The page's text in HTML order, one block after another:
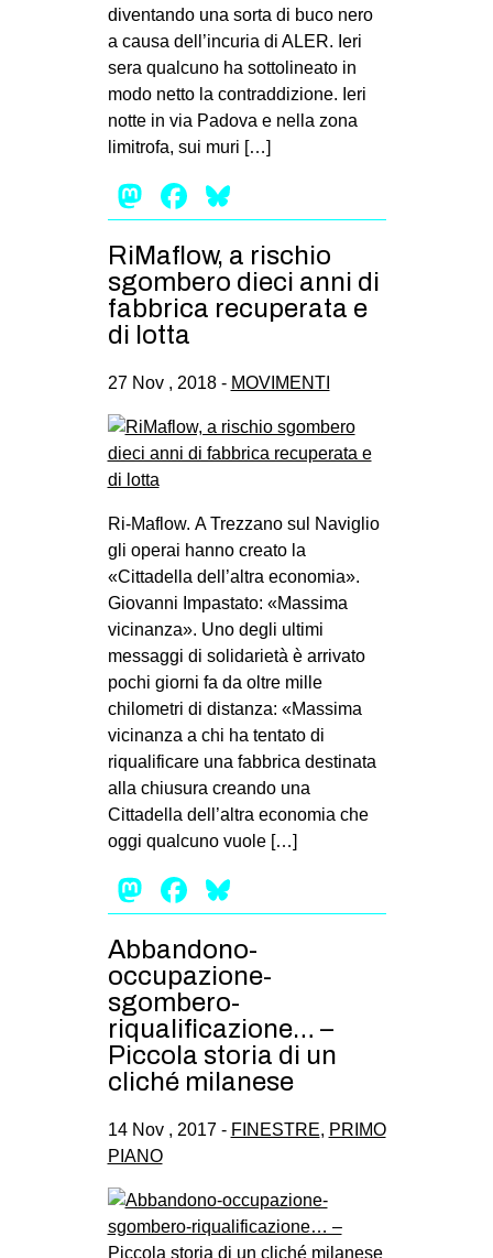
AMBIENTE
ANTIFASCISMO
DIRITTO ALL’ABITARE
GENERI
PRECARIATO
STUDENTI
CULTURE
CINEMA
MANIFESTI
INTERNAZIONALE
AMERICHE
ESTREMO ORIENTE
EUROPA
MEDIO ORIENTE
MONDO
EVENTI
tw
bsky
ms
SEARCH
diventando una sorta di buco nero
a causa dell’incuria di ALER. Ieri
sera qualcuno ha sottolineato in
modo netto la contraddizione. Ieri
notte in via Padova e nella zona
limitrofa, sui muri […]
Mastodon
Facebook
RiMaflow, a rischio
sgombero dieci anni di
fabbrica recuperata e
di lotta
27 Nov , 2018 - MOVIMENTI
Ri-Maflow. A Trezzano sul Naviglio
gli operai hanno creato la
«Cittadella dell’altra economia».
Giovanni Impastato: «Massima
vicinanza». Uno degli ultimi
messaggi di solidarietà è arrivato
pochi giorni fa da oltre mille
chilometri di distanza: «Massima
vicinanza a chi ha tentato di
riqualificare una fabbrica destinata
alla chiusura creando una
Cittadella dell’altra economia che
oggi qualcuno vuole […]
Mastodon
Facebook
Abbandono-
occupazione-
sgombero-
riqualificazione… –
Piccola storia di un
cliché milanese
14 Nov , 2017 - FINESTRE, PRIMO
PIANO